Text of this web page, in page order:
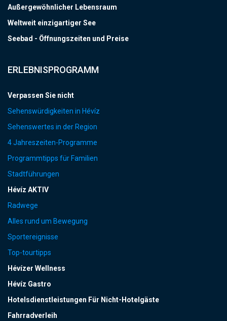
Außergewöhnlicher Lebensraum
Weltweit einzigartiger See
Seebad - Öffnungszeiten und Preise
ERLEBNISPROGRAMM
Verpassen Sie nicht
Sehenswürdigkeiten in Hévíz
Sehenswertes in der Region
4 Jahreszeiten-Programme
Programmtipps für Familien
Stadtführungen
Hévíz AKTIV
Radwege
Alles rund um Bewegung
Sportereignisse
Top-tourtipps
Hévízer Wellness
Hévíz Gastro
Hotelsdienstleistungen Für Nicht-Hotelgäste
Fahrradverleih